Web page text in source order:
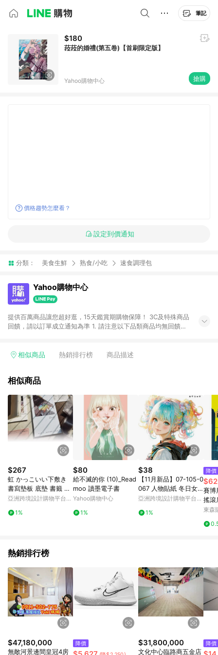
筆記
$180
菈菈的婚禮(第五卷)【首刷限定版】
Yahoo購物中心 搶購
價格趨勢怎麼看？
設定到價通知
分類： 美食生鮮 熟食/小吃 速食調理包
Yahoo購物中心
提供百萬商品讓您超好逛，15天鑑賞期購物保障！ 3C及特殊商品
回饋，請以訂單成立通知為準 1. 請注意以下品類商品均無回饋：
電玩/遊戲/相機/單眼/鏡頭/拍立得 [2024/6/1起適用] -內接硬
的購回饋活動享Yahoo超贈點回饋者 - 購物中心商店之商品：商
3. 訂單回饋金額將扣除運費/購物金/超贈點/福利金/紅利折抵/折
價券等虛擬貨幣折抵 4. 大宗採購或批發轉賣不具回饋資格： 如
有相關事證認定您為大宗採購、批發轉賣而非最終消費使用者，
相關認定以Yahoo購物中心之認定為準
相似商品 熱銷排行榜 商品描述
相似商品
$267
虹 かっこいい下敷き
書寫墊板 底墊 書籤 手
帳工具 筆記本內襯
亞洲跨境設計購物平台
1%
$80
給不滅的你 (10)_Read
moo 讀墨電子書
Yahoo購物中心
1%
$38
【11月新品】07-105-0
067 人物貼紙 冬日女
孩
亞洲跨境設計購物平台
1%
降價
賽博
搖滾
短袖
東森
熱銷排行榜
$47,180,000
無敵河景邊間皇冠4房
降價 $31,800,000
文化中心臨路商五金店
降價